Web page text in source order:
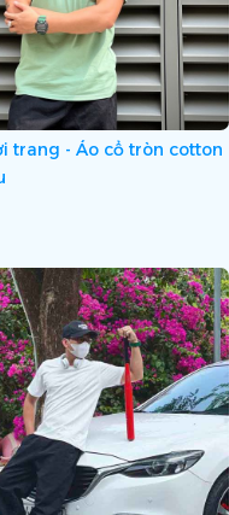
trang - Áo cổ tròn cotton